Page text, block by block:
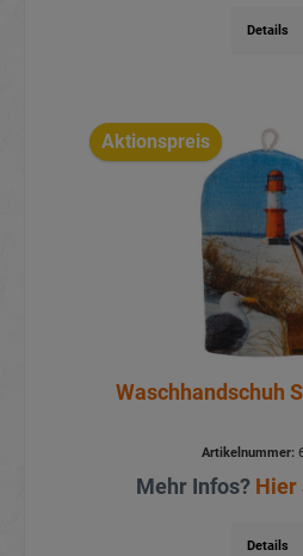
Details
Aktionspreis
Waschhandschuh
Artikelnummer:
Mehr Infos? Hier
Details